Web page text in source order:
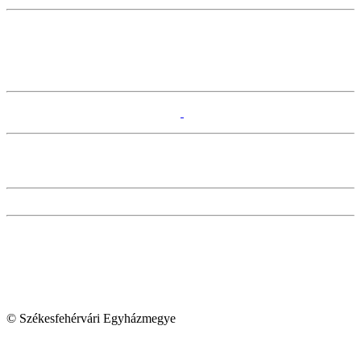
© Székesfehérvári Egyházmegye